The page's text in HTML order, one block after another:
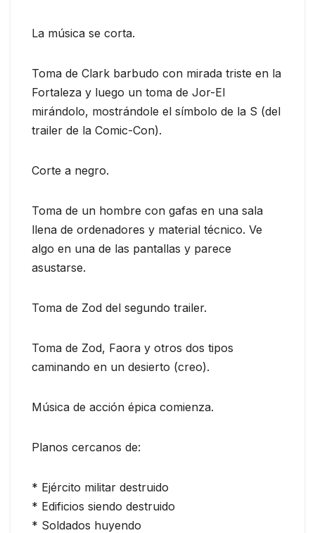
La música se corta.
Toma de Clark barbudo con mirada triste en la
Fortaleza y luego un toma de Jor-El
mirándolo, mostrándole el símbolo de la S (del
trailer de la Comic-Con).
Corte a negro.
Toma de un hombre con gafas en una sala
llena de ordenadores y material técnico. Ve
algo en una de las pantallas y parece
asustarse.
Toma de Zod del segundo trailer.
Toma de Zod, Faora y otros dos tipos
caminando en un desierto (creo).
Música de acción épica comienza.
Planos cercanos de:
* Ejército militar destruido
* Edificios siendo destruido
* Soldados huyendo